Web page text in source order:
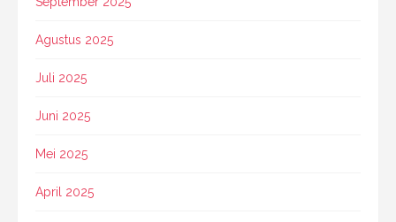
Agustus 2025
Juli 2025
Juni 2025
Mei 2025
April 2025